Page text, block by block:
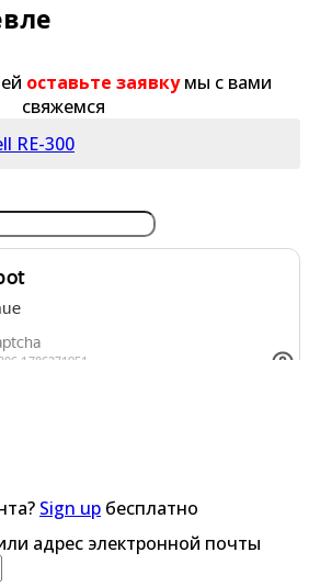
оставьте заявкумы с вами
свяжемся
RE-300
персональных данных
Sign up бесплатно
адрес электронной почты